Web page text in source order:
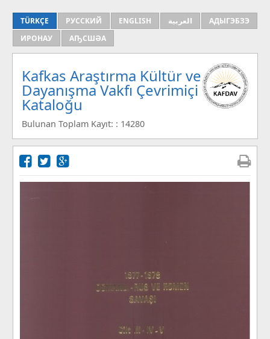
TÜRKÇE РУССКИЙ ENGLISH العربية
АДЫГЭБЗЭ
ИРОНАУ
АҦСШӘА
Kafkas Araştırma Kültür ve
Dayanışma Vakfı Çevrimiçi
Kataloğu
Bulunan Toplam Kayıt: : 14280